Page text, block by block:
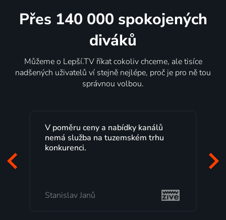
Přes 140 000 spokojených
diváků
Můžeme o Lepší.TV říkat cokoliv chceme, ale tisíce
nadšených uživatelů ví stejně nejlépe, proč je pro ně tou
správnou volbou.
Lepší.TV sleduji už několik let s
maximální spokojeností. Velký výběr
programů a nemuset běžet k TV na
Milada Tomešová